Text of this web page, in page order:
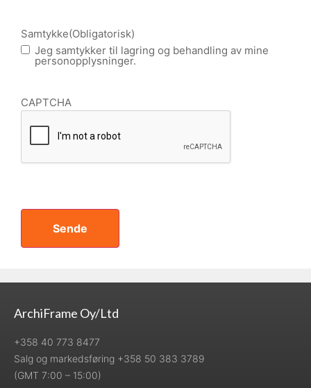
Samtykke(Obligatorisk)
Jeg samtykker til lagring og behandling av mine
personopplysninger.
CAPTCHA
ArchiFrame Oy/Ltd
+358 40 773 8477
Salg og markedsføring +358 50 383 3789
(GMT 7:00 – 15:00)